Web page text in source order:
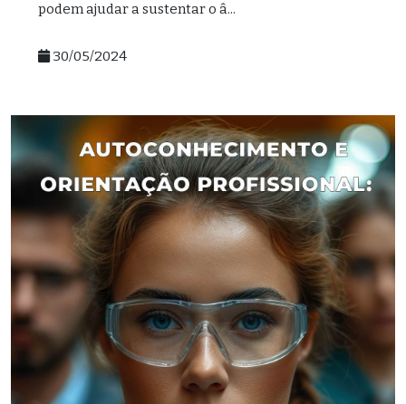
podem ajudar a sustentar o â...
30/05/2024